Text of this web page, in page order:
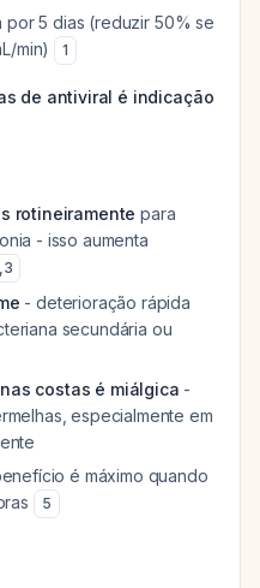
por 5 dias (reduzir 50% se
min)
1
de antiviral é indicação
rotineiramente para
- isso aumenta
,3
- deterioração rápida
secundária ou
costas é miálgica -
especialmente em
é máximo quando
5